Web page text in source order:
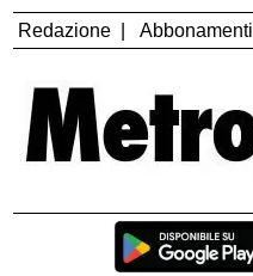
Redazione Abbonamenti